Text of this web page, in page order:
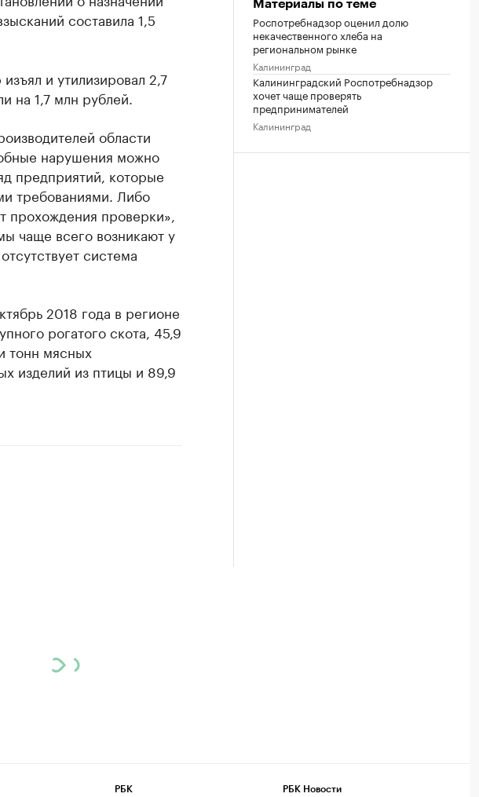
составила 1,5
и утилизировал 2,7
на 1,7 млн рублей.
области
нарушения можно
предприятий, которые
требованиями. Либо
проверки»,
чаще всего возникают у
система
2018 года в регионе
рогатого скота, 45,9
тонн мясных
изделий из птицы и 89,9
Материалы по теме
Роспотребнадзор оценил долю
некачественного хлеба на
региональном рынке
Калининград
Калининградский Роспотребнадзор
хочет чаще проверять
предпринимателей
Калининград
РБК РБК Новости